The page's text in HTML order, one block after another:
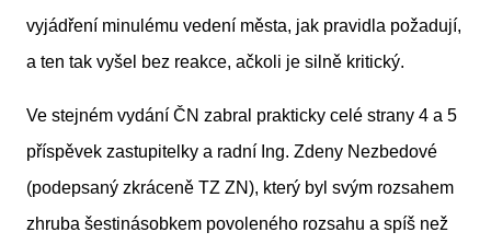
vyjádření minulému vedení města, jak pravidla požadují,
a ten tak vyšel bez reakce, ačkoli je silně kritický.
Ve stejném vydání ČN zabral prakticky celé strany 4 a 5
příspěvek zastupitelky a radní Ing. Zdeny Nezbedové
(podepsaný zkráceně TZ ZN), který byl svým rozsahem
zhruba šestinásobkem povoleného rozsahu a spíš než